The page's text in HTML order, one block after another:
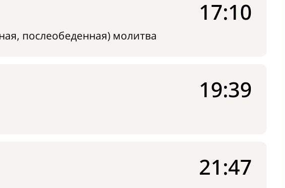
послеобеденная) молитва
17:10
19:39
21:47